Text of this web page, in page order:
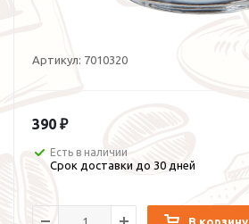
Артикул: 7010320
390 ₽
Есть в наличии
Срок доставки до 30 дней
В корзину